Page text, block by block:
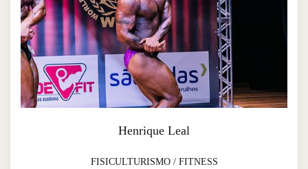
Henrique Leal
FISICULTURISMO / FITNESS